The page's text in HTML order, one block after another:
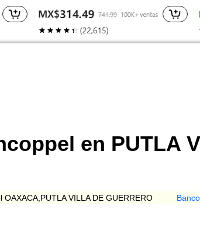
en PUTLA
OAXACA,PUTLA VILLA DE GUERRERO